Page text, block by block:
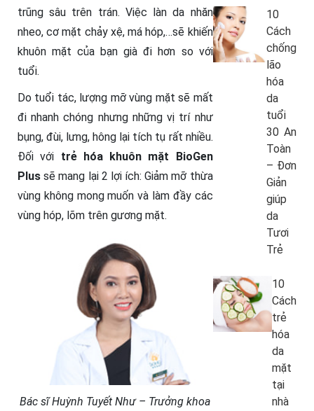
trũng sâu trên trán. Việc làn da nhăn
nheo, cơ mặt chảy xệ, má hóp,…sẽ khiến
khuôn mặt của bạn già đi hơn so với
tuổi.
Do tuổi tác, lượng mỡ vùng mặt sẽ mất
đi nhanh chóng nhưng những vị trí như
bụng, đùi, lưng, hông lại tích tụ rất nhiều.
Đối với trẻ hóa khuôn mặt BioGen
Plus sẽ mang lại 2 lợi ích: Giảm mỡ thừa
vùng không mong muốn và làm đầy các
vùng hóp, lõm trên gương mặt.
Bác sĩ Huỳnh Tuyết Như – Trưởng khoa
10
Cách
chống
lão
hóa
da
tuổi
30 An
Toàn
– Đơn
Giản
giúp
da
Tươi
Trẻ
10
Cách
trẻ
hóa
da
mặt
tại
nhà